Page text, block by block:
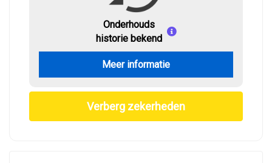
Onderhouds
historie bekend
Meer informatie
Verberg zekerheden